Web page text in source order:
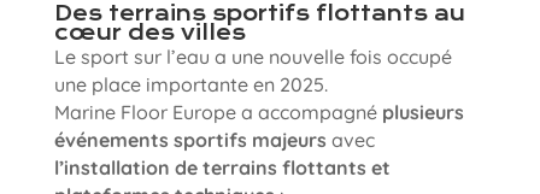
Des terrains sportifs flottants au
cœur des villes
Le sport sur l’eau a une nouvelle fois occupé
une place importante en 2025.
Marine Floor Europe a accompagné plusieurs
événements sportifs majeurs avec
l’installation de terrains flottants et